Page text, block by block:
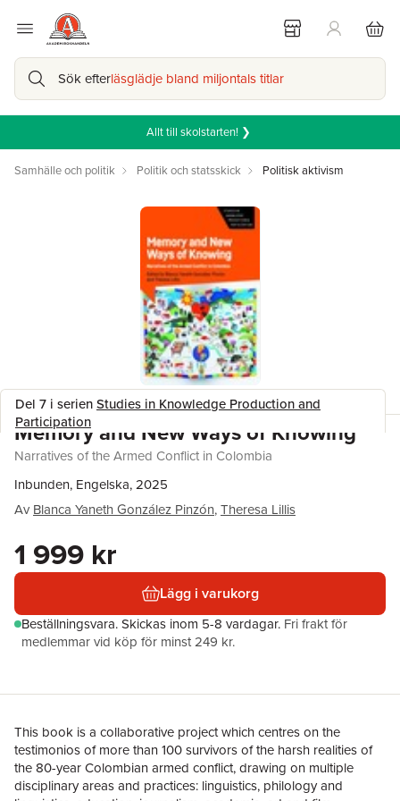
Sök efterläsglädje bland miljontals titlar
Allt till skolstarten! ❯
Samhälle och politik Politik och statsskick Politisk aktivism
Del 7 i serienStudies in Knowledge Production and
Participation
Memory and New Ways of Knowing
Narratives of the Armed Conflict in Colombia
Inbunden, Engelska, 2025
Av Blanca Yaneth González Pinzón,Theresa Lillis
1 999 kr
Lägg i varukorg
Beställningsvara.Skickas inom 5-8 vardagar. Fri frakt för
medlemmar vid köp för minst 249 kr.
This book is a collaborative project which centres on the
testimonios of more than 100 survivors of the harsh realities of
the 80-year Colombian armed conflict, drawing on multiple
disciplinary areas and practices: linguistics, philology and